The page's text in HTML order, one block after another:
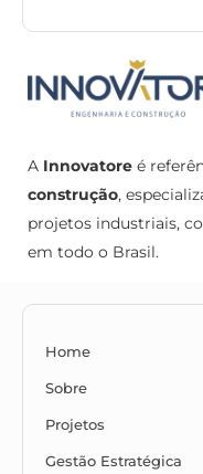
A Innovatore é
construção,
projetos industriais,
em todo o Brasil.
Home
Sobre
Projetos
Gestão Estratégica